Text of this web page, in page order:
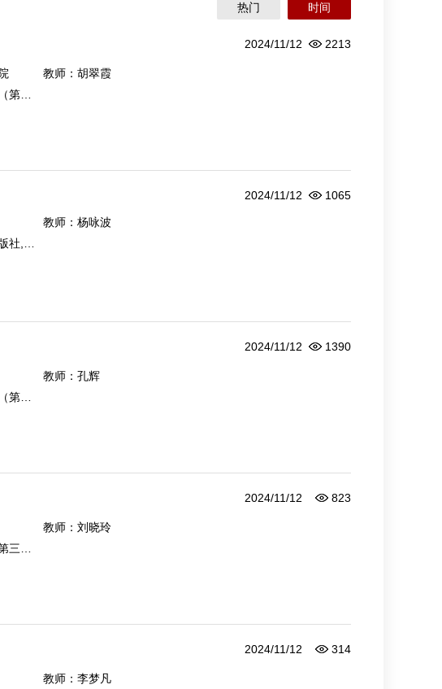
热门 时间
2024/11/12 2213
教师： 胡翠霞
教程2
2024/11/12 1065
教师： 杨咏波
训教程
2024/11/12 1390
教师： 孔辉
教程1
2024/11/12 823
教师： 刘晓玲
读2
2024/11/12 314
教师： 李梦凡